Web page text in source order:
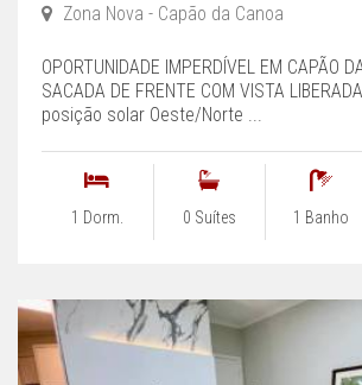
Zona Nova - Capão da Canoa
OPORTUNIDADE IMPERDÍVEL EM CAPÃO
SACADA DE FRENTE COM VISTA
posição solar Oeste/Norte ...
1 Dorm. 0 Suítes 1 Banho